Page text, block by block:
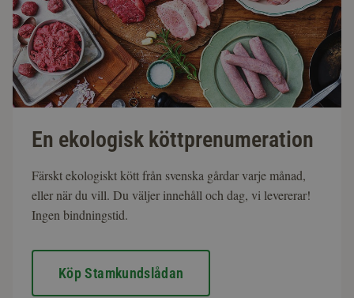
En ekologisk köttprenumeration
Färskt ekologiskt kött från svenska gårdar varje månad,
eller när du vill. Du väljer innehåll och dag, vi levererar!
Ingen bindningstid.
Köp Stamkundslådan